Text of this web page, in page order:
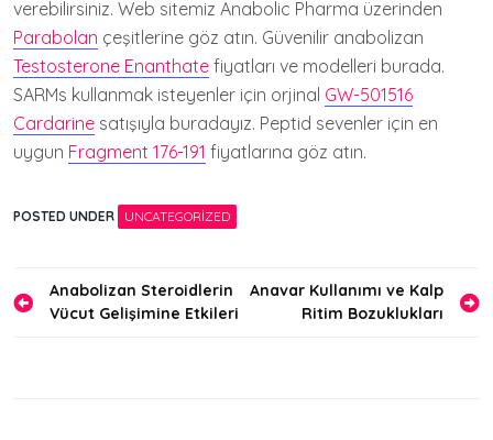
verebilirsiniz. Web sitemiz Anabolic Pharma üzerinden
Parabolan çeşitlerine göz atın. Güvenilir anabolizan
Testosterone Enanthate fiyatları ve modelleri burada.
SARMs kullanmak isteyenler için orjinal GW-501516
Cardarine satışıyla buradayız. Peptid sevenler için en
uygun Fragment 176-191 fiyatlarına göz atın.
POSTED UNDER UNCATEGORIZED
Yazı
gezinmesi
Anabolizan Steroidlerin
Vücut Gelişimine Etkileri
Anavar Kullanımı ve Kalp
Ritim Bozuklukları